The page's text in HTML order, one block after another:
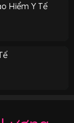
Hiểm Y Tế